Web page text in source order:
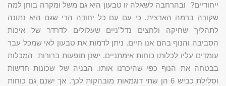
ייחודיים? ובהרחבה לשאלה זו טבעון היא גם משל ומקרה בוחן למה
שקורה ברמה הארצית. כי עם עם כל יחודה הרי שגם היא נתונה
לתהליך שחיקה ולחצים נדל"ניים שעלולים לדרדר של איכות
הסביבה והנוף בהם אנו חיים. ניתן לדמות את טבעון לאי שמכל עבר
עומדים עליו לכלותו כוחות אימתניים. ישנן תופעות ברורות המכלות
בבטחה את הנוף כפי שהיכרנו אותו. הבניה של שכונות חדשות
וסלילת כביש 6 הן שתי דוגמאות מובהקות לכך. אך ישנם גם כוחות